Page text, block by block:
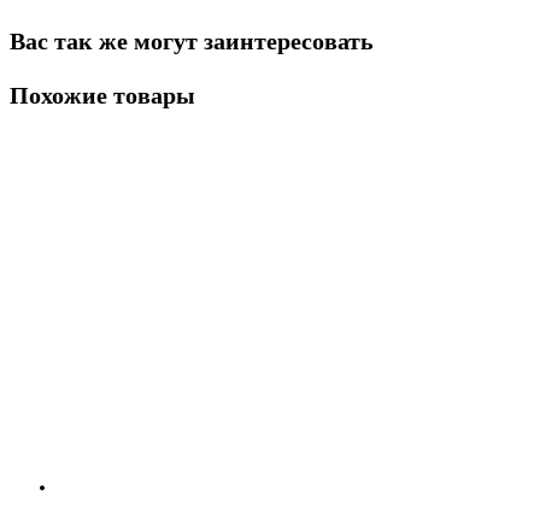
Вас так же могут заинтересовать
Похожие товары